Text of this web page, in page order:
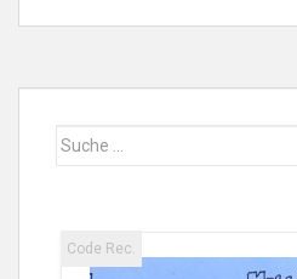
Suche